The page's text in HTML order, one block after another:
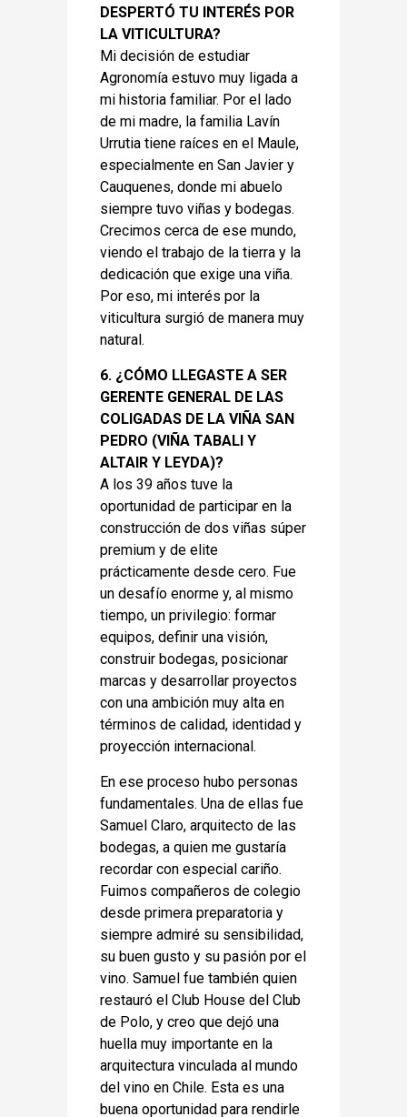
DESPERTÓ TU INTERÉS POR
LA VITICULTURA?
Mi decisión de estudiar
Agronomía estuvo muy ligada a
mi historia familiar. Por el lado
de mi madre, la familia Lavín
Urrutia tiene raíces en el Maule,
especialmente en San Javier y
Cauquenes, donde mi abuelo
siempre tuvo viñas y bodegas.
Crecimos cerca de ese mundo,
viendo el trabajo de la tierra y la
dedicación que exige una viña.
Por eso, mi interés por la
viticultura surgió de manera muy
natural.
6. ¿CÓMO LLEGASTE A SER
GERENTE GENERAL DE LAS
COLIGADAS DE LA VIÑA SAN
PEDRO (VIÑA TABALI Y
ALTAIR Y LEYDA)?
A los 39 años tuve la
oportunidad de participar en la
construcción de dos viñas súper
premium y de elite
prácticamente desde cero. Fue
un desafío enorme y, al mismo
tiempo, un privilegio: formar
equipos, definir una visión,
construir bodegas, posicionar
marcas y desarrollar proyectos
con una ambición muy alta en
términos de calidad, identidad y
proyección internacional.
En ese proceso hubo personas
fundamentales. Una de ellas fue
Samuel Claro, arquitecto de las
bodegas, a quien me gustaría
recordar con especial cariño.
Fuimos compañeros de colegio
desde primera preparatoria y
siempre admiré su sensibilidad,
su buen gusto y su pasión por el
vino. Samuel fue también quien
restauró el Club House del Club
de Polo, y creo que dejó una
huella muy importante en la
arquitectura vinculada al mundo
del vino en Chile. Esta es una
buena oportunidad para rendirle